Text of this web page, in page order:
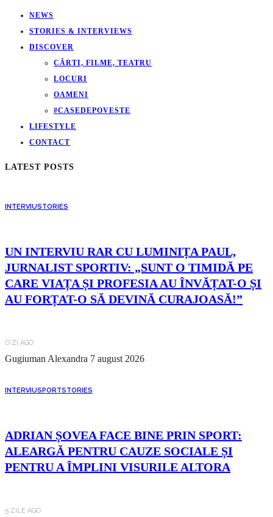
NEWS
STORIES & INTERVIEWS
DISCOVER
CĂRTI, FILME, TEATRU
LOCURI
OAMENI
#CASEDEPOVESTE
LIFESTYLE
CONTACT
LATEST POSTS
INTERVIUSTORIES
UN INTERVIU RAR CU LUMINIȚA PAUL,
JURNALIST SPORTIV: „SUNT O TIMIDĂ PE
CARE VIAȚA ȘI PROFESIA AU ÎNVĂȚAT-O ȘI
AU FORȚAT-O SĂ DEVINĂ CURAJOASĂ!”
O ZI AGO
Gugiuman Alexandra 7 august 2026
INTERVIUSPORTSTORIES
ADRIAN ȘOVEA FACE BINE PRIN SPORT:
ALEARGĂ PENTRU CAUZE SOCIALE ȘI
PENTRU A ÎMPLINI VISURILE ALTORA
5 ZILE AGO